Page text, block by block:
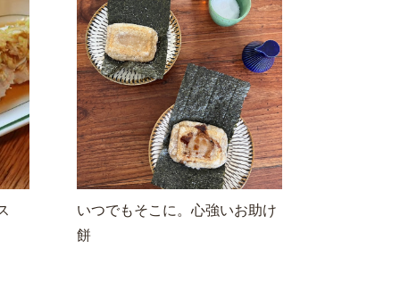
いつでもそこに。心強いお助け
餅